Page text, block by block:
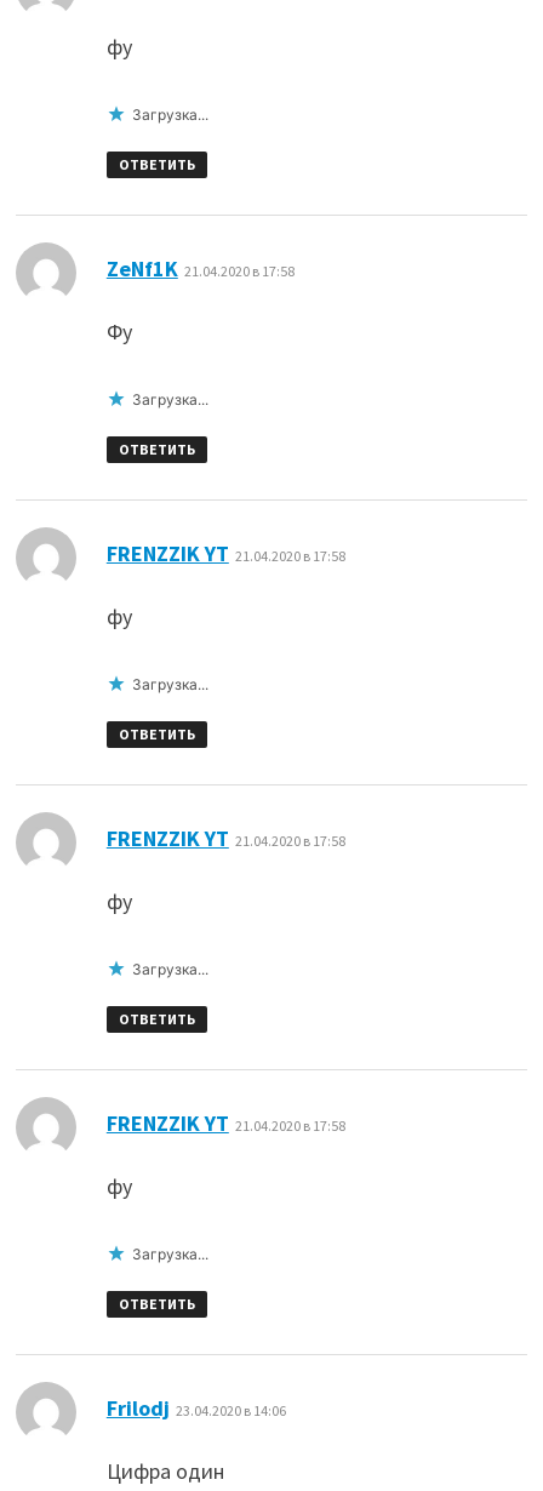
фу
Загрузка...
ОТВЕТИТЬ
ZeNf1K 21.04.2020 в 17:58
Фу
Загрузка...
ОТВЕТИТЬ
FRENZZIK YT 21.04.2020 в 17:58
фу
Загрузка...
ОТВЕТИТЬ
FRENZZIK YT 21.04.2020 в 17:58
фу
Загрузка...
ОТВЕТИТЬ
FRENZZIK YT 21.04.2020 в 17:58
фу
Загрузка...
ОТВЕТИТЬ
Frilodj 23.04.2020 в 14:06
Цифра один